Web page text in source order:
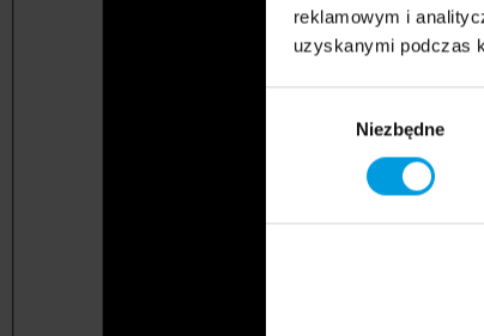
reklamowym i
uzyskanymi podczas
Niezbędne